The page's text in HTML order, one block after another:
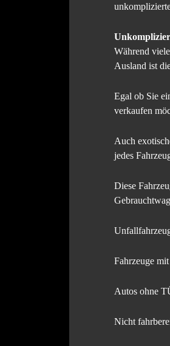
Während
Ausland ist
Egal ob Sie
verkaufen
Auch
jedes
Diese
Fahrzeuge
Autos ohne
Nicht